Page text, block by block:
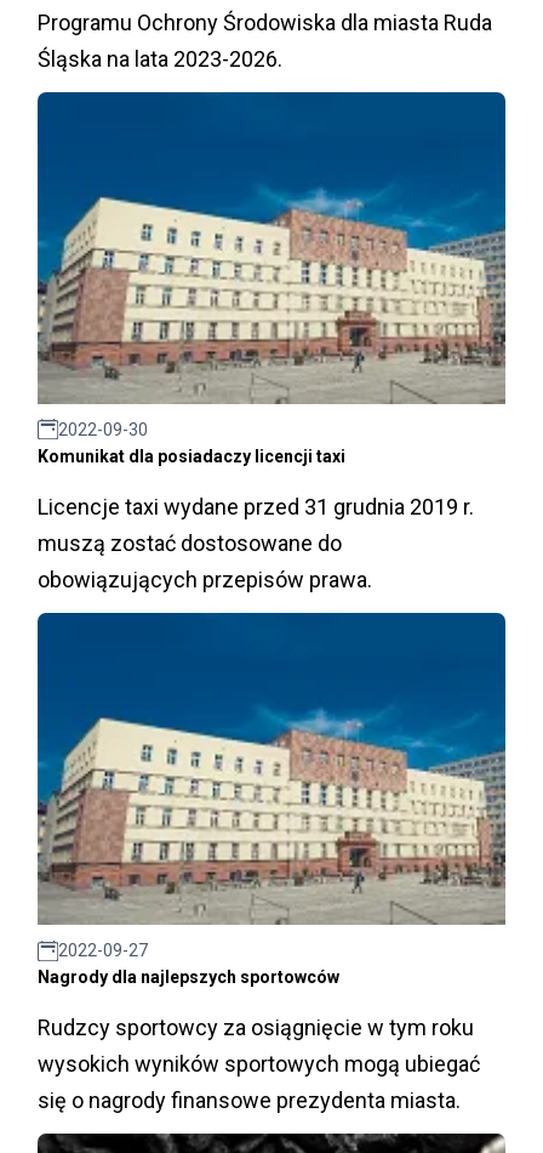
Programu Ochrony Środowiska dla miasta Ruda
Śląska na lata 2023-2026.
2022-09-30
Komunikat dla posiadaczy licencji taxi
Licencje taxi wydane przed 31 grudnia 2019 r.
muszą zostać dostosowane do
obowiązujących przepisów prawa.
2022-09-27
Nagrody dla najlepszych sportowców
Rudzcy sportowcy za osiągnięcie w tym roku
wysokich wyników sportowych mogą ubiegać
się o nagrody finansowe prezydenta miasta.